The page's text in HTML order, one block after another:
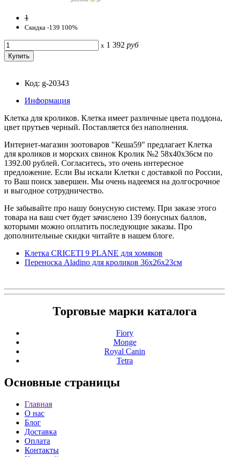
1
Скидка -139 100%
x 1 392 руб
Код: g-20343
Информация
Клетка для кроликов. Клетка имеет различные цвета поддона,
цвет прутьев черный. Поставляется без наполнения.
Интернет-магазин зоотоваров "Кеша59" предлагает Клетка
для кроликов и морских свинок Кролик №2 58x40x36см по
1392.00 рублей. Согласитесь, это очень интересное
предложение. Если Вы искали Клетки с доставкой по России,
то Ваш поиск завершен. Мы очень надеемся на долгосрочное
и выгодное сотрудничество.
Не забывайте про нашу бонусную систему. При заказе этого
товара на ваш счет будет зачислено 139 бонусных баллов,
которыми можно оплатить последующие заказы. Про
дополнительные скидки читайте в нашем блоге.
Клетка CRICETI 9 PLANE для хомяков
Переноска Aladino для кроликов 36x26x23см
Торговые марки каталога
Fiory
Monge
Royal Canin
Tetra
Основные страницы
Главная
О нас
Блог
Доставка
Оплата
Контакты